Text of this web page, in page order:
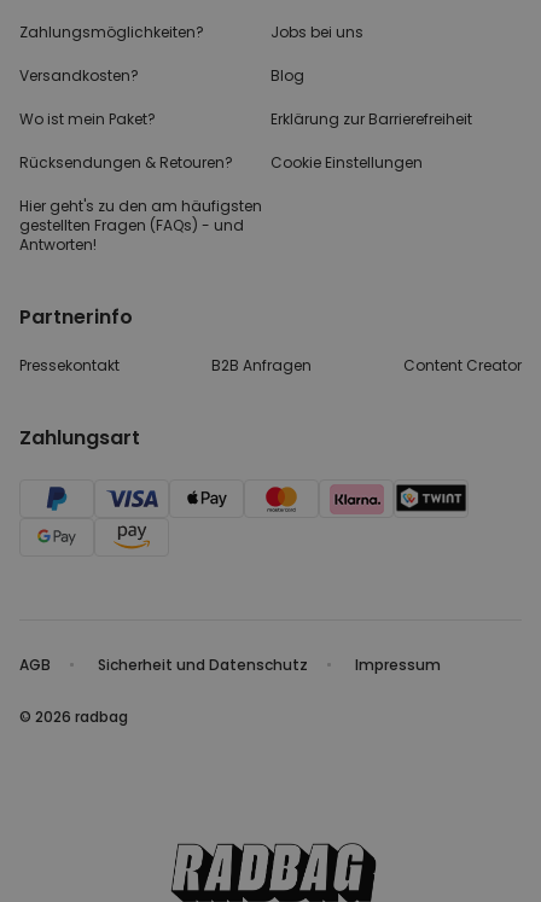
Zahlungsmöglichkeiten?
Versandkosten?
Wo ist mein Paket?
Rücksendungen & Retouren?
Hier geht's zu den am häufigsten
gestellten Fragen (FAQs) - und
Antworten!
Jobs bei uns
Blog
Erklärung zur Barrierefreiheit
Cookie Einstellungen
Partnerinfo
Pressekontakt B2B Anfragen Content Creator
Zahlungsart
AGB Sicherheit und Datenschutz Impressum
© 2026 radbag